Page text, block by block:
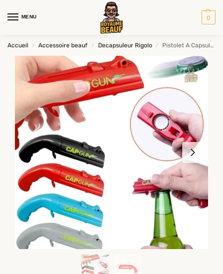
MENU 0
Accueil / Accessoire beauf / Decapsuleur Rigolo / Pistolet A Capsule De Biere